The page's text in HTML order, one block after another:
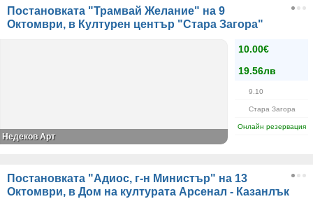
Постановката "Трамвай Желание" на 9
Октомври, в Културен център "Стара Загора"
10.00€
19.56лв
9.10
Стара Загора
Онлайн резервация
Недеков Арт
Постановката "Адиос, г-н Министър" на 13
Октомври, в Дом на културата Арсенал - Казанлък